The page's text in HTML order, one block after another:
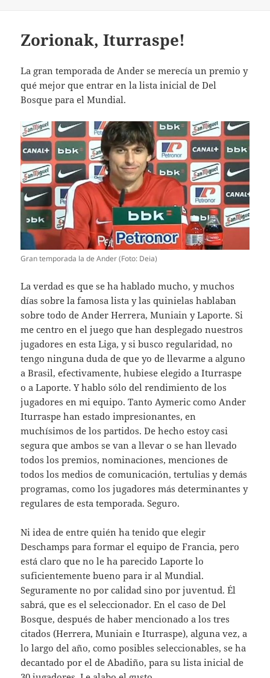
Zorionak, Iturraspe!
La gran temporada de Ander se merecía un premio y
qué mejor que entrar en la lista inicial de Del
Bosque para el Mundial.
Gran temporada la de Ander (Foto: Deia)
La verdad es que se ha hablado mucho, y muchos
días sobre la famosa lista y las quinielas hablaban
sobre todo de Ander Herrera, Muniain y Laporte. Si
me centro en el juego que han desplegado nuestros
jugadores en esta Liga, y si busco regularidad, no
tengo ninguna duda de que yo de llevarme a alguno
a Brasil, efectivamente, hubiese elegido a Iturraspe
o a Laporte. Y hablo sólo del rendimiento de los
jugadores en mi equipo. Tanto Aymeric como Ander
Iturraspe han estado impresionantes, en
muchísimos de los partidos. De hecho estoy casi
segura que ambos se van a llevar o se han llevado
todos los premios, nominaciones, menciones de
todos los medios de comunicación, tertulias y demás
programas, como los jugadores más determinantes y
regulares de esta temporada. Seguro.
Ni idea de entre quién ha tenido que elegir
Deschamps para formar el equipo de Francia, pero
está claro que no le ha parecido Laporte lo
suficientemente bueno para ir al Mundial.
Seguramente no por calidad sino por juventud. Él
sabrá, que es el seleccionador. En el caso de Del
Bosque, después de haber mencionado a los tres
citados (Herrera, Muniain e Iturraspe), alguna vez, a
lo largo del año, como posibles seleccionables, se ha
decantado por el de Abadiño, para su lista inicial de